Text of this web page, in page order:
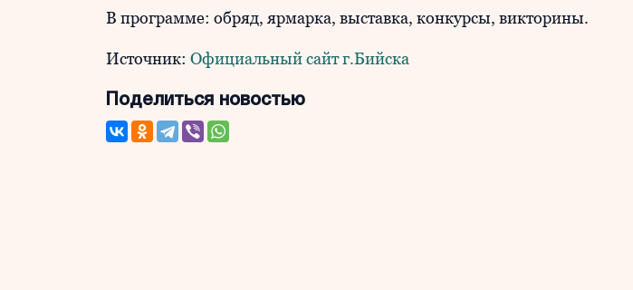
В программе: обряд, ярмарка, выставка, конкурсы, викторины.
Источник: Официальный сайт г.Бийска
Поделиться новостью